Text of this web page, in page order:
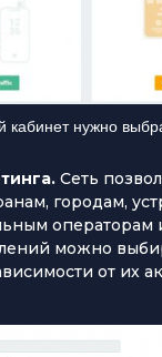
кабинет нужно
Сеть
городам,
операторам
можно
от их